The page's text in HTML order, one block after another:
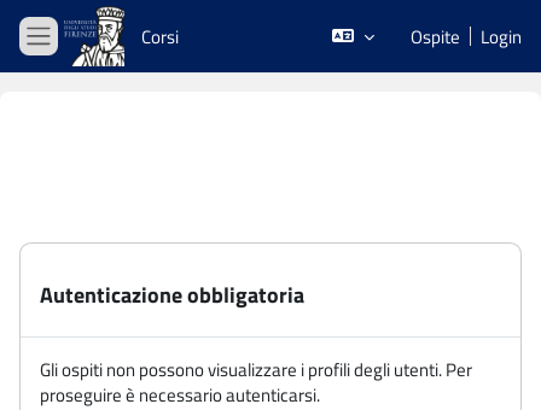
Vai al contenuto principale
Pannello laterale
Corsi Ospite Login
Autenticazione obbligatoria
Gli ospiti non possono visualizzare i profili degli utenti. Per
proseguire è necessario autenticarsi.